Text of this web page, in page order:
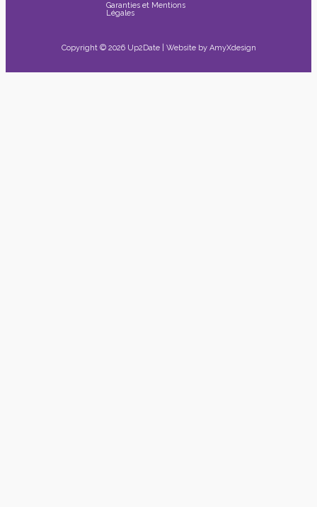
Garanties et Mentions
Légales
Copyright © 2026 Up2Date | Website by AmyXdesign